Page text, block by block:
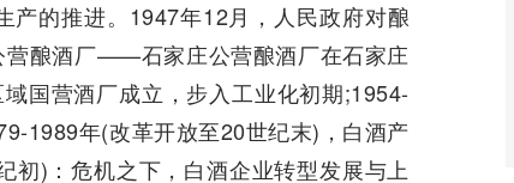
产的推进。1947年12月，人民政府对酿
营酿酒厂——石家庄公营酿酒厂在石家庄
国营酒厂成立，步入工业化初期;1954-
1989年(改革开放至20世纪末)，白酒产
初)：危机之下，白酒企业转型发展与上